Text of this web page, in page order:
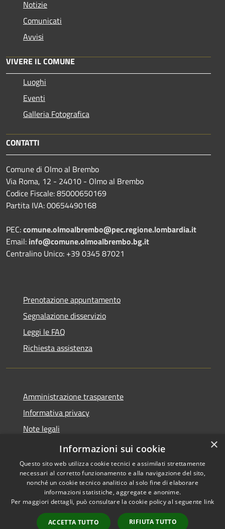
Notizie
Comunicati
Avvisi
VIVERE IL COMUNE
Luoghi
Eventi
Galleria Fotografica
CONTATTI
Comune di Olmo al Brembo
Via Roma, 12 - 24010 - Olmo al Brembo
Codice Fiscale: 85000650169
Partita IVA: 00654490168
PEC:comune.olmoalbrembo@pec.regione.lombardia.it
Email: info@comune.olmoalbrembo.bg.it
Centralino Unico: +39 0345 87021
Prenotazione appuntamento
Segnalazione disservizio
Leggi le FAQ
Richiesta assistenza
Amministrazione trasparente
Informativa privacy
Note legali
Dichiarazione di accessibilità
Accessibilità
Copyright © 2026 • Comune di
Olmo al Brembo • Powered by
Municipium•
Accesso
×
Informazioni sui cookie
Questo sito web utilizza cookie tecnici e assimilati strettamente
necessari al corretto funzionamento e alla navigazione del sito,
nonché un cookie tecnico analitico al solo fine di elaborare
informazioni statistiche, aggregate e anonime.
Per maggiori dettagli, può consultare la cookie policy al seguente link
ACCETTA TUTTO RIFIUTA TUTTO